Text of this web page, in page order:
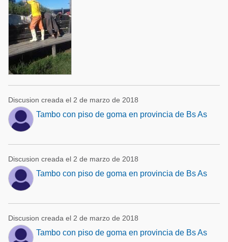
Discusion creada el 2 de marzo de 2018
Tambo con piso de goma en provincia de Bs As
Discusion creada el 2 de marzo de 2018
Tambo con piso de goma en provincia de Bs As
Discusion creada el 2 de marzo de 2018
Tambo con piso de goma en provincia de Bs As